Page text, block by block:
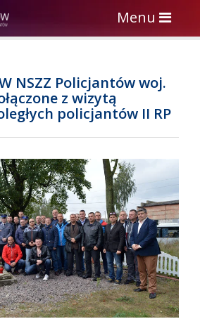
Toggle
navigation
Menu
NSZZ Policjantów woj.
z wizytą
policjantów II RP